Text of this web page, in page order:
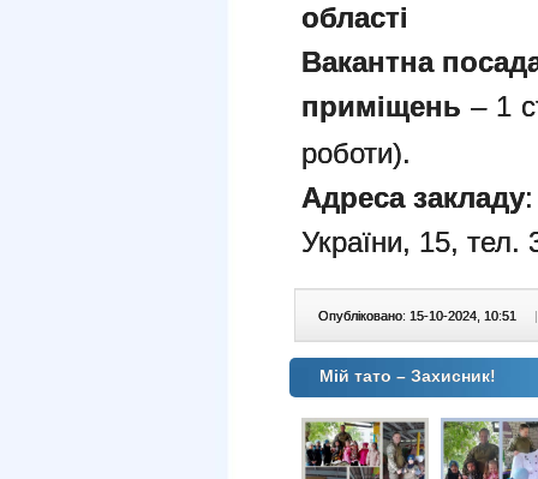
області
Вакантна
приміщень – 1
роботи).
Адреса закладу:
України, 15, тел.
Опубліковано: 15-10-2024, 10:51 |
Мій тато – Захисник!